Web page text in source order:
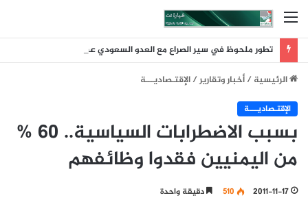
القائمة
الرئيسية/أخبار وتقارير/اﻹقتـصاديـــة
اﻹقتـصاديـــة
بسبب الاضطرابات السياسية.. 60 %
من اليمنيين فقدوا وظائفهم
2011-11-17
510 دقيقة واحدة